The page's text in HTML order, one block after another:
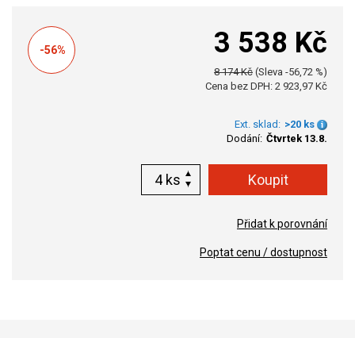
-56% 3 538 Kč
8 174 Kč (Sleva -56,72 %)
Cena bez DPH: 2 923,97 Kč
Ext. sklad: >20 ks
Dodání: Čtvrtek 13.8.
ks
Přidat k porovnání
Poptat cenu / dostupnost